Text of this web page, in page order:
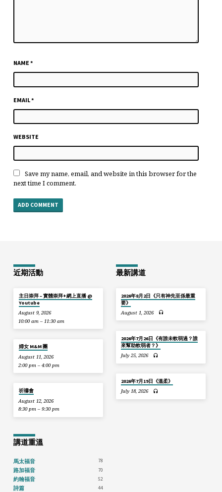
NAME*
EMAIL*
WEBSITE
Save my name, email, and website in this browser for the
next time I comment.
近期活動
主日崇拜 – 實體崇拜+網上直播 @
Youtube
August 9, 2026
10:00 am – 11:30 am
婦女 M&M 團
August 11, 2026
2:00 pm – 4:00 pm
祈禱會
August 12, 2026
8:30 pm – 9:30 pm
最新講道
2026年8月2日《只有神先至係最重
要》
August 1, 2026
2026年7月26日《有誰未軟弱過？誰
來幫助軟弱者？》
July 25, 2026
2026年7月19日《溫柔》
July 18, 2026
講道重溫
馬太福音 78
路加福音 70
約翰福音 52
詩篇 44